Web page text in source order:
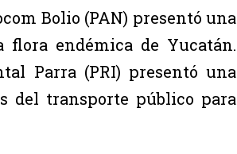
Bolio (PAN) presentó una
endémica de Yucatán.
Parra (PRI) presentó una
del transporte público para